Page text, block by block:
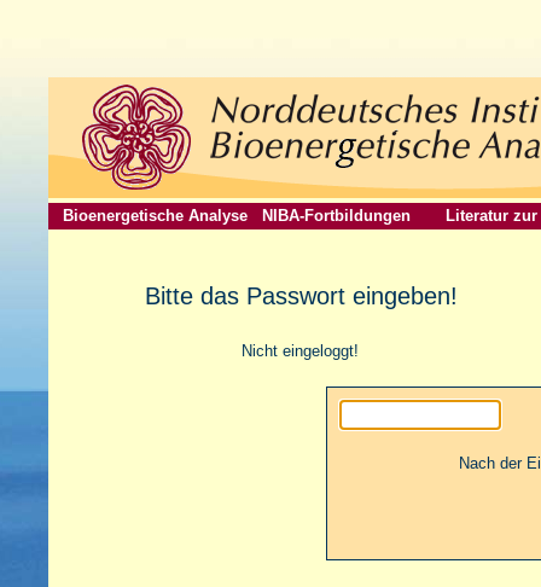
Bioenergetische Analyse NIBA-Fortbildungen Literatur zur
Bitte das Passwort eingeben!
Nicht eingeloggt!
Nach der